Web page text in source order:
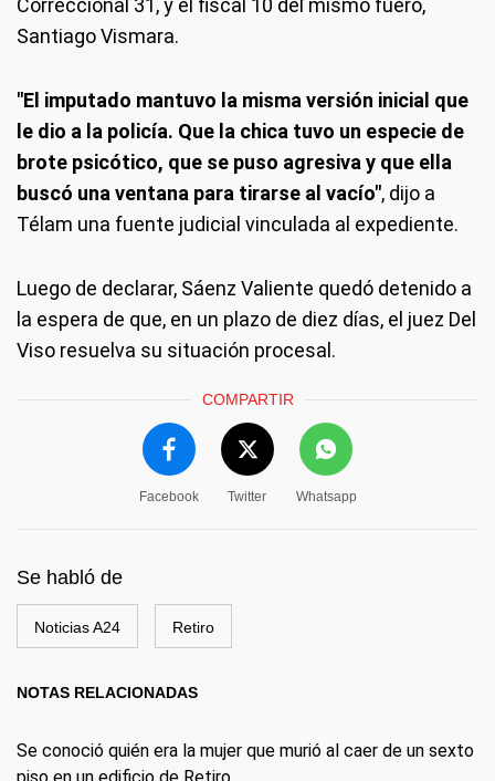
Correccional 31, y el fiscal 10 del mismo fuero,
Santiago Vismara.
"El imputado mantuvo la misma versión inicial que
le dio a la policía. Que la chica tuvo un especie de
brote psicótico, que se puso agresiva y que ella
buscó una ventana para tirarse al vacío", dijo a
Télam una fuente judicial vinculada al expediente.
Luego de declarar, Sáenz Valiente quedó detenido a
la espera de que, en un plazo de diez días, el juez Del
Viso resuelva su situación procesal.
COMPARTIR
Facebook Twitter Whatsapp
Se habló de
Noticias A24 Retiro
NOTAS RELACIONADAS
Se conoció quién era la mujer que murió al caer de un sexto